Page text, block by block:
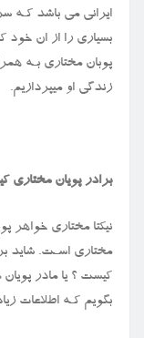
ایرانی می باشد کـه
بسیاری را از ان خود
پوبان مختاری بـه
زندگی او میپردازیم.
برادر پویان مختاری
نیکتا مختاری خواهر
مختاری اسـت. شاید
کیست ؟ یا مادر
بگویم کـه اطلاعات